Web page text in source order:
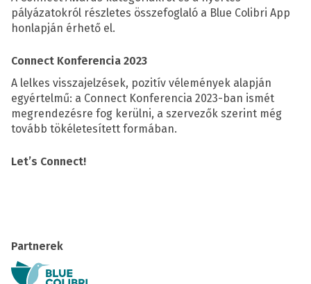
pályázatokról részletes összefoglaló a Blue Colibri App
honlapján érhető el.
Connect Konferencia 2023
A lelkes visszajelzések, pozitív vélemények alapján
egyértelmű: a Connect Konferencia 2023-ban ismét
megrendezésre fog kerülni, a szervezők szerint még
tovább tökéletesített formában.
Let’s Connect!
Partnerek